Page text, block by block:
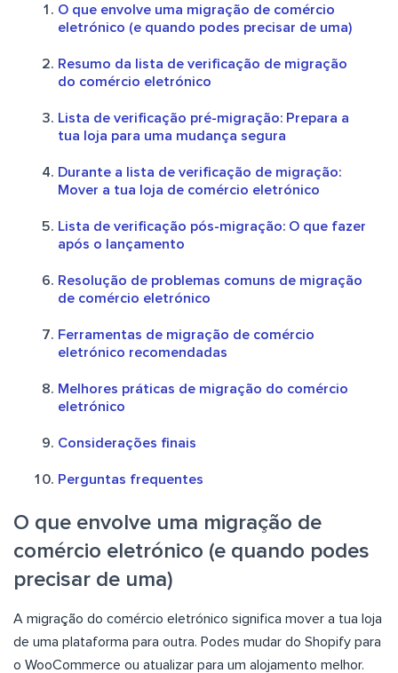
O que envolve uma migração de comércio
eletrónico (e quando podes precisar de uma)
Resumo da lista de verificação de migração
do comércio eletrónico
Lista de verificação pré-migração: Prepara a
tua loja para uma mudança segura
Durante a lista de verificação de migração:
Mover a tua loja de comércio eletrónico
Lista de verificação pós-migração: O que fazer
após o lançamento
Resolução de problemas comuns de migração
de comércio eletrónico
Ferramentas de migração de comércio
eletrónico recomendadas
Melhores práticas de migração do comércio
eletrónico
Considerações finais
Perguntas frequentes
O que envolve uma migração de
comércio eletrónico (e quando podes
precisar de uma)
A migração do comércio eletrónico significa mover a tua loja
de uma plataforma para outra. Podes mudar do Shopify para
o WooCommerce ou atualizar para um alojamento melhor.